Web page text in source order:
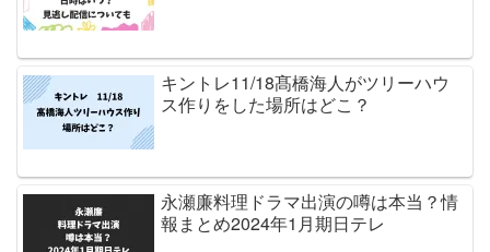
キントレ11/18髙橋海人がツリーハウ
ス作りをした場所はどこ？
永瀬廉料理ドラマ出演の噂は本当？情
報まとめ2024年1月期日テレ